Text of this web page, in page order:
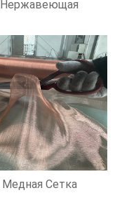
Нержавеющая
Медная Сетка